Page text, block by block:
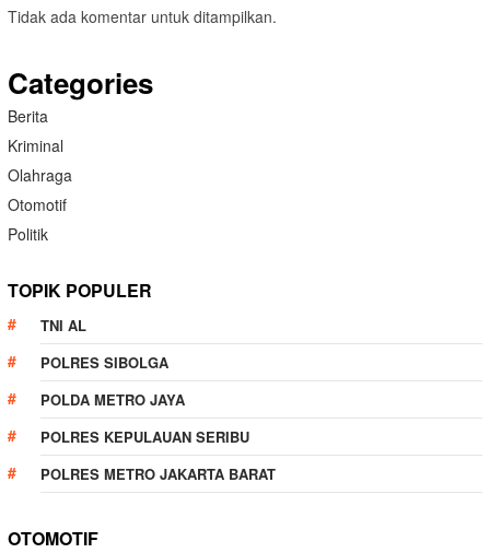
Tidak ada komentar untuk ditampilkan.
Categories
Berita
Kriminal
Olahraga
Otomotif
Politik
TOPIK POPULER
TNI AL
POLRES SIBOLGA
POLDA METRO JAYA
POLRES KEPULAUAN SERIBU
POLRES METRO JAKARTA BARAT
OTOMOTIF